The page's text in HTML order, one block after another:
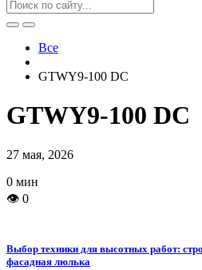
Все
GTWY9-100 DC
GTWY9-100 DC
27 мая, 2026
0 мин
👁 0
Выбор техники для высотных работ:
фасадная люлька